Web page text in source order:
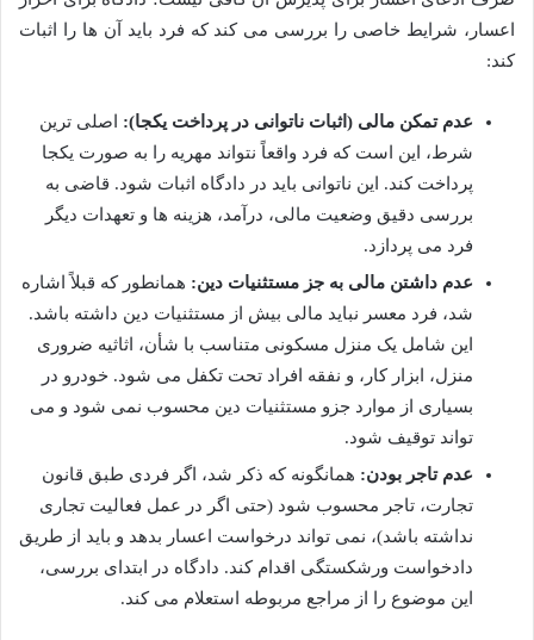
اعسار، شرایط خاصی را بررسی می کند که فرد باید آن ها را اثبات
کند:
عدم تمکن مالی (اثبات ناتوانی در پرداخت یکجا): اصلی ترین
شرط، این است که فرد واقعاً نتواند مهریه را به صورت یکجا
پرداخت کند. این ناتوانی باید در دادگاه اثبات شود. قاضی به
بررسی دقیق وضعیت مالی، درآمد، هزینه ها و تعهدات دیگر
فرد می پردازد.
عدم داشتن مالی به جز مستثنیات دین: همانطور که قبلاً اشاره
شد، فرد معسر نباید مالی بیش از مستثنیات دین داشته باشد.
این شامل یک منزل مسکونی متناسب با شأن، اثاثیه ضروری
منزل، ابزار کار، و نفقه افراد تحت تکفل می شود. خودرو در
بسیاری از موارد جزو مستثنیات دین محسوب نمی شود و می
تواند توقیف شود.
عدم تاجر بودن: همانگونه که ذکر شد، اگر فردی طبق قانون
تجارت، تاجر محسوب شود (حتی اگر در عمل فعالیت تجاری
نداشته باشد)، نمی تواند درخواست اعسار بدهد و باید از طریق
دادخواست ورشکستگی اقدام کند. دادگاه در ابتدای بررسی،
این موضوع را از مراجع مربوطه استعلام می کند.